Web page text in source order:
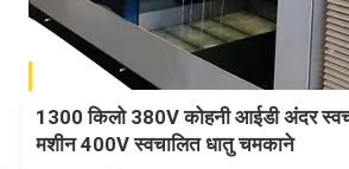
1300 किलो 380V कोहनी आईडी अंदर
मशीन 400V स्वचालित धातु चमकाने